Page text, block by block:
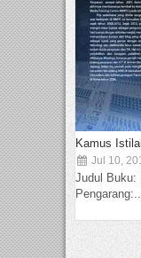
Kamus
Jul 10,
Judul Buku: